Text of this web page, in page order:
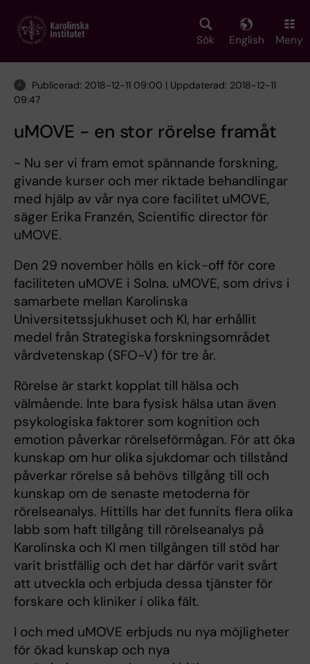
main
Sök English Meny
Publicerad: 2018-12-11 09:00 | Uppdaterad: 2018-12-11
09:47
uMOVE - en stor rörelse framåt
- Nu ser vi fram emot spännande forskning,
givande kurser och mer riktade behandlingar
med hjälp av vår nya core facilitet uMOVE,
säger Erika Franzén, Scientific director för
uMOVE.
Den 29 november hölls en kick-off för core
faciliteten uMOVE i Solna. uMOVE, som drivs i
samarbete mellan Karolinska
Universitetssjukhuset och KI, har erhållit
medel från Strategiska forskningsområdet
vårdvetenskap (SFO-V) för tre år.
Rörelse är starkt kopplat till hälsa och
välmående. Inte bara fysisk hälsa utan även
psykologiska faktorer som kognition och
emotion påverkar rörelseförmågan. För att öka
kunskap om hur olika sjukdomar och tillstånd
påverkar rörelse så behövs tillgång till och
kunskap om de senaste metoderna för
rörelseanalys. Hittills har det funnits flera olika
labb som haft tillgång till rörelseanalys på
Karolinska och KI men tillgången till stöd har
varit bristfällig och det har därför varit svårt
att utveckla och erbjuda dessa tjänster för
forskare och kliniker i olika fält.
I och med uMOVE erbjuds nu nya möjligheter
för ökad kunskap och nya